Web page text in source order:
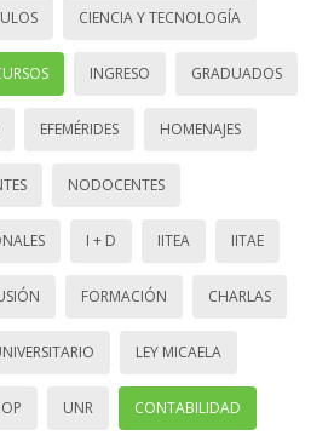
CIENCIA Y TECNOLOGÍA
INGRESO GRADUADOS
EFEMÉRIDES HOMENAJES
NODOCENTES
I + D IITEA IITAE
FORMACIÓN CHARLAS
LEY MICAELA
UNR CONTABILIDAD